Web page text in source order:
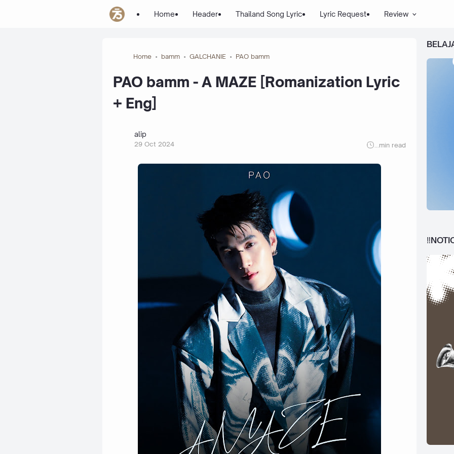
Home Header Thailand Song Lyric Lyric Request Review
Home bamm GALCHANIE PAO bamm
PAO bamm - A MAZE [Romanization Lyric
+ Eng]
alip
29 Oct 2024 min read